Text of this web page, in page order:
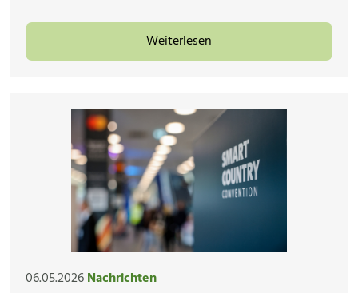
Weiterlesen
06.05.2026Nachrichten